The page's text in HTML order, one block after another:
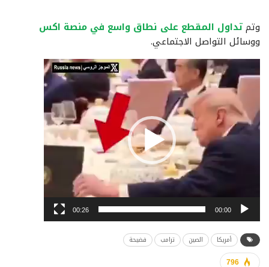
وتمتداول المقطع على نطاق واسع في منصة اكس
ووسائل التواصل الاجتماعي.
مشغل
الفيديو
00:00
00:26
أمريكا الصين ترامب فضيحة
796